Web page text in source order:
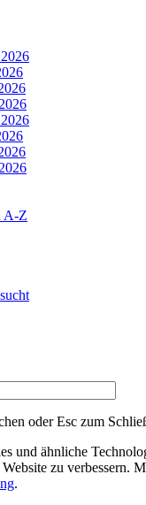
A-Z
oder Esc zum
und ähnliche
zu verbessern.
.